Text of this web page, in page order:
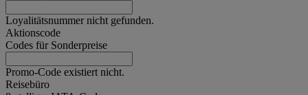
Loyalitätsnummer nicht gefunden.
Aktionscode
Codes für Sonderpreise
Promo-Code existiert nicht.
Reisebüro